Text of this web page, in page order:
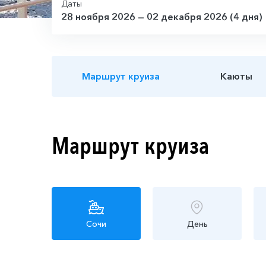
Даты
28 ноября 2026 — 02 декабря 2026 (4 дня)
Маршрут круиза Каюты
Маршрут круиза
Сочи День